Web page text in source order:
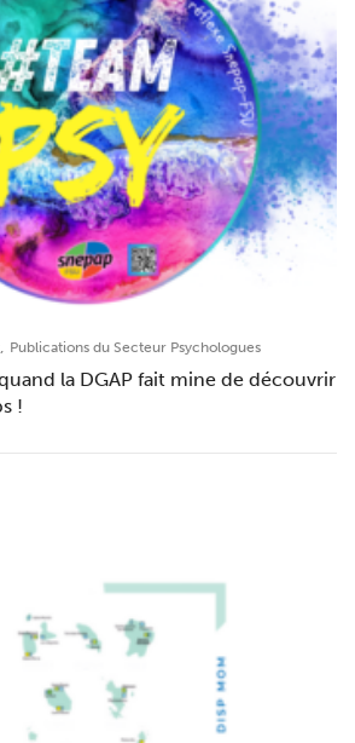
, Publications du Secteur Psychologues
la DGAP fait mine de découvrir
!